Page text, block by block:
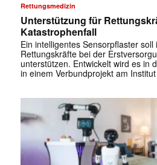
Rettungsmedizin
Unterstützung für
Katastrophenfall
Ein intelligentes Sensorpflaster
Rettungskräfte bei der
unterstützen. Entwickelt wird es in
in einem Verbundprojekt am